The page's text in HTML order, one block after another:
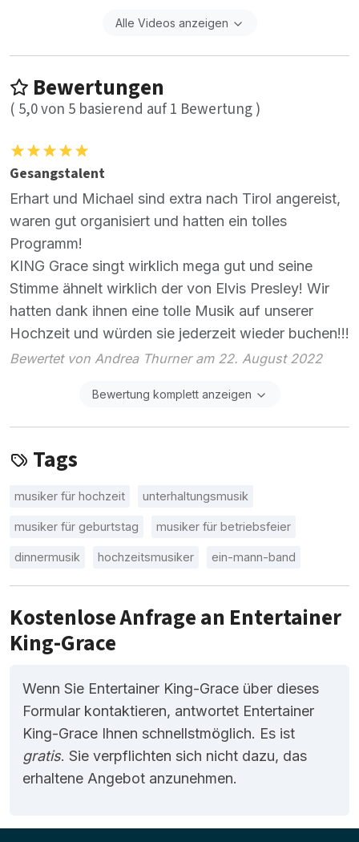
Alle Videos anzeigen
Bewertungen
( 5,0von 5 basierend auf1 Bewertung )
Gesangstalent
Erhart und Michael sind extra nach Tirol angereist,
waren gut organisiert und hatten ein tolles
Programm!
KING Grace singt wirklich mega gut und seine
Stimme ähnelt wirklich der von Elvis Presley! Wir
hatten dank ihnen eine tolle Musik auf unserer
Hochzeit und würden sie jederzeit wieder buchen!!!
Bewertet von Andrea Thurner am 22. August 2022
Bewertung komplett anzeigen
Tags
musiker für hochzeit unterhaltungsmusik
musiker für geburtstag musiker für betriebsfeier
dinnermusik hochzeitsmusiker ein-mann-band
Kostenlose Anfrage an Entertainer
King-Grace
Wenn Sie Entertainer King-Grace über dieses
Formular kontaktieren, antwortet Entertainer
King-Grace Ihnen schnellstmöglich. Es ist
gratis. Sie verpflichten sich nicht dazu, das
erhaltene Angebot anzunehmen.